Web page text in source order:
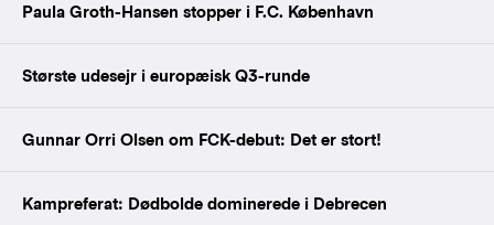
Paula Groth-Hansen stopper i F.C. København
Største udesejr i europæisk Q3-runde
Gunnar Orri Olsen om FCK-debut: Det er stort!
Kampreferat: Dødbolde dominerede i Debrecen